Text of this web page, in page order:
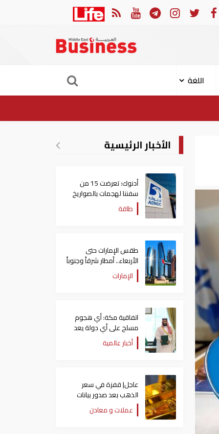
العربي والجامعة العربية يدينون الهجوم الحوثي على نجران بالسعودية
اللغة
الأخبار الرئيسية
أدنوك: تعرضت 15 من
سفننا لهجمات بالصواريخ
والطائرات المسيّرة منذ
بداية النزاع
طاقة
طقس الإمارات حتى
الأربعاء.. أمطار شرقاً وجنوباً
وانخفاض تدريجي للحرارة
الإمارات
اتفاقية مكة: أي هجوم
مسلح على أي دولة يعد
هجوما على الدول الثلاث
جميعا
أخبار عالمية
عاجل| قفزة في سعر
الذهب بعد صدور بيانات
الوظائف الأمريكية
عملات و معادن